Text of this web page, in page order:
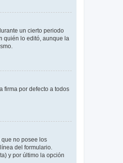
un cierto periodo
quién lo editó, aunque la
firma por defecto a todos
no posee los
del formulario.
y por último la opción